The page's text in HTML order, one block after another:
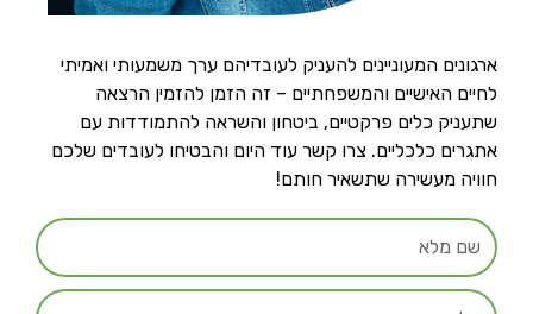
ארגונים המעוניינים להעניק לעובדיהם ערך משמעותי ואמיתי
לחיים האישיים והמשפחתיים – זה הזמן להזמין הרצאה
שתעניק כלים פרקטיים, ביטחון והשראה להתמודדות עם
אתגרים כלכליים. צרו קשר עוד היום והבטיחו לעובדים שלכם
חוויה מעשירה שתשאיר חותם!
שם
טלפון